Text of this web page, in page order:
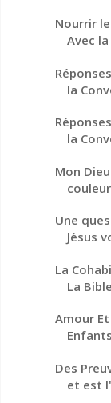
Nourrir
Avec la
la
la
Mon
Une
Jésus
La
La Bible
Amour
Des
et est